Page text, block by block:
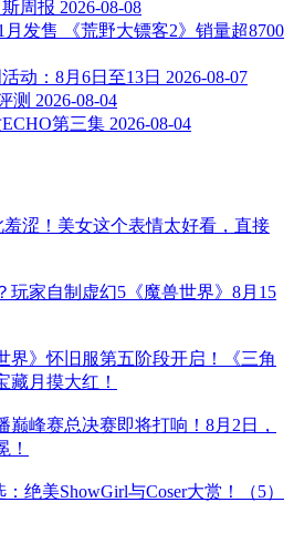
斯周报 2026-08-08
发售 《荒野大镖客2》销量超8700
动：8月6日至13日 2026-08-07
测 2026-08-04
ECHO第三集 2026-08-04
涩！美女这个表情太好看，直接
玩家自制虚幻5《魔兽世界》8月15
界》怀旧服第五阶段开启！《三角
藏月摸大红！
巅峰赛总决赛即将打响！8月2日，
！
绝美ShowGirl与Coser大赏！（5）